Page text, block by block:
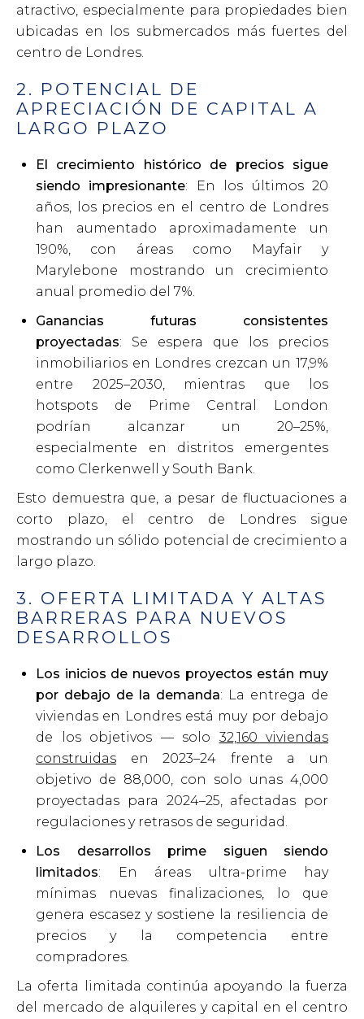
atractivo, especialmente para propiedades bien
ubicadas en los submercados más fuertes del
centro de Londres.
2. POTENCIAL DE
APRECIACIÓN DE CAPITAL A
LARGO PLAZO
El crecimiento histórico de precios sigue
siendo impresionante: En los últimos 20
años, los precios en el centro de Londres
han aumentado aproximadamente un
190%, con áreas como Mayfair y
Marylebone mostrando un crecimiento
anual promedio del 7%.
Ganancias futuras consistentes
proyectadas: Se espera que los precios
inmobiliarios en Londres crezcan un 17,9%
entre 2025–2030, mientras que los
hotspots de Prime Central London
podrían alcanzar un 20–25%,
especialmente en distritos emergentes
como Clerkenwell y South Bank.
Esto demuestra que, a pesar de fluctuaciones a
corto plazo, el centro de Londres sigue
mostrando un sólido potencial de crecimiento a
largo plazo.
3. OFERTA LIMITADA Y ALTAS
BARRERAS PARA NUEVOS
DESARROLLOS
Los inicios de nuevos proyectos están muy
por debajo de la demanda: La entrega de
viviendas en Londres está muy por debajo
de los objetivos — solo 32,160 viviendas
construidas en 2023–24 frente a un
objetivo de 88,000, con solo unas 4,000
proyectadas para 2024–25, afectadas por
regulaciones y retrasos de seguridad.
Los desarrollos prime siguen siendo
limitados: En áreas ultra-prime hay
mínimas nuevas finalizaciones, lo que
genera escasez y sostiene la resiliencia de
precios y la competencia entre
compradores.
La oferta limitada continúa apoyando la fuerza
del mercado de alquileres y capital en el centro